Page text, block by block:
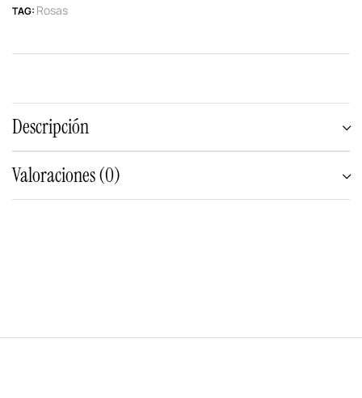
TAG: Rosas
Descripción
Valoraciones (0)